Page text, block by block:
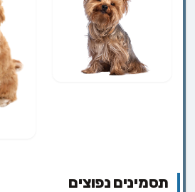
תסמינים נפוצים